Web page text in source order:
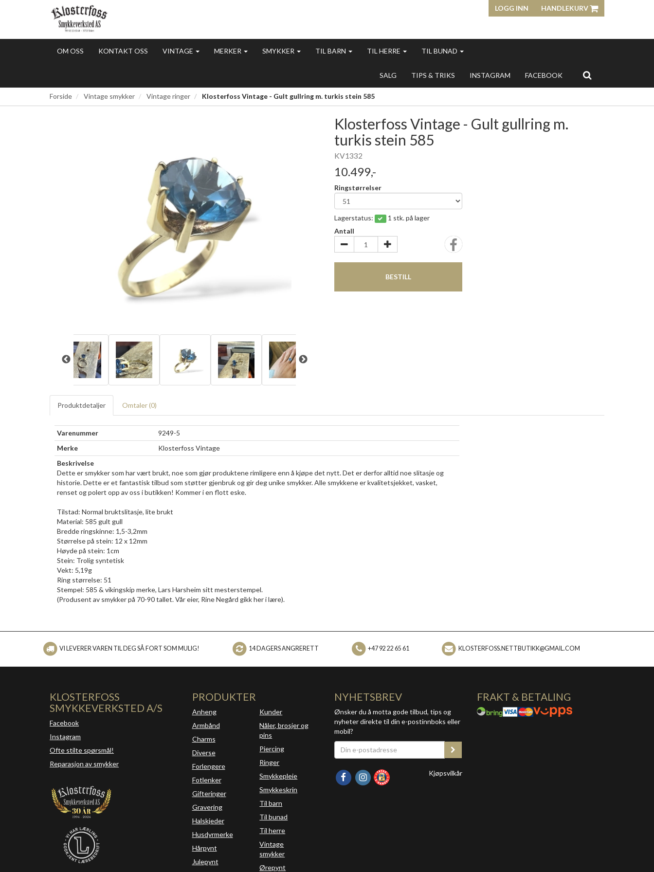
LOGG INN HANDLEKURV
OM OSS KONTAKT OSS VINTAGE MERKER SMYKKER TIL BARN TIL HERRE TIL BUNAD
SALG TIPS & TRIKS INSTAGRAM FACEBOOK
Forside Vintage smykker Vintage ringer Klosterfoss Vintage - Gult gullring m. turkis stein 585
Klosterfoss Vintage - Gult gullring m.
turkis stein 585
KV1332
10.499,-
Ringstørrelser
Lagerstatus:
1 stk. på lager
Antall
BESTILL
Produktdetaljer Omtaler (0)
Varenummer
9249-5
Merke
Klosterfoss Vintage
Beskrivelse
Dette er smykker som har vært brukt, noe som gjør produktene rimligere enn å kjøpe det nytt. Det er derfor alltid noe slitasje og
historie. Dette er et fantastisk tilbud som støtter gjenbruk og gir deg unike smykker. Alle smykkene er kvalitetsjekket, vasket,
renset og polert opp av oss i butikken! Kommer i en flott eske.
Tilstad: Normal bruktslitasje, lite brukt
Material: 585 gult gull
Bredde ringskinne: 1,5-3,2mm
Størrelse på stein: 12 x 12mm
Høyde på stein: 1cm
Stein: Trolig syntetisk
Vekt: 5,19g
Ring størrelse: 51
Stempel: 585 & vikingskip merke, Lars Harsheim sitt mesterstempel.
(Produsent av smykker på 70-90 tallet. Vår eier, Rine Negård gikk her i lære).
VI LEVERER VAREN TIL DEG SÅ FORT SOM MULIG! 14 DAGERS ANGRERETT +47 92 22 65 61 KLOSTERFOSS.NETTBUTIKK@GMAIL.COM
KLOSTERFOSS
SMYKKEVERKSTED A/S
Facebook
Instagram
Ofte stilte spørsmål!
Reparasjon av smykker
PRODUKTER
Anheng
Armbånd
Charms
Diverse
Forlengere
Fotlenker
Gifteringer
Gravering
Halskjeder
Husdyrmerke
Hårpynt
Julepynt
Kunder
Nåler, brosjer og
pins
Piercing
Ringer
Smykkepleie
Smykkeskrin
Til barn
Til bunad
Til herre
Vintage
smykker
Ørepynt
NYHETSBREV
Ønsker du å motta gode tilbud, tips og
nyheter direkte til din e-postinnboks eller
mobil?
Kjøpsvilkår
FRAKT & BETALING